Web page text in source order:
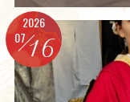
2026
0716